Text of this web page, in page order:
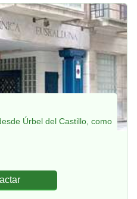
Úrbel del Castillo, como